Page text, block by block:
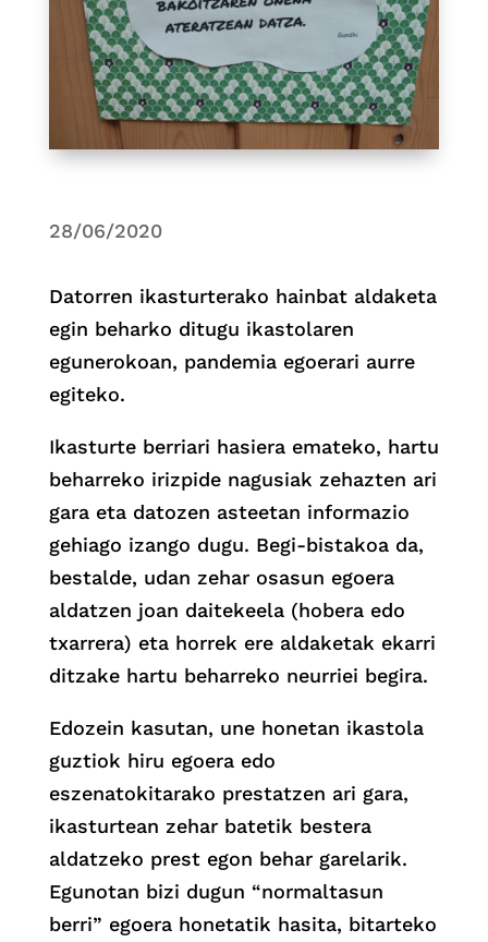
28/06/2020
Datorren ikasturterako hainbat aldaketa
egin beharko ditugu ikastolaren
egunerokoan, pandemia egoerari aurre
egiteko.
Ikasturte berriari hasiera emateko, hartu
beharreko irizpide nagusiak zehazten ari
gara eta datozen asteetan informazio
gehiago izango dugu. Begi-bistakoa da,
bestalde, udan zehar osasun egoera
aldatzen joan daitekeela (hobera edo
txarrera) eta horrek ere aldaketak ekarri
ditzake hartu beharreko neurriei begira.
Edozein kasutan, une honetan ikastola
guztiok hiru egoera edo
eszenatokitarako prestatzen ari gara,
ikasturtean zehar batetik bestera
aldatzeko prest egon behar garelarik.
Egunotan bizi dugun “normaltasun
berri” egoera honetatik hasita, bitarteko